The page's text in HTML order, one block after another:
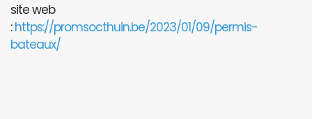
site web
:https://promsocthuin.be/2023/01/09/permis-
bateaux/